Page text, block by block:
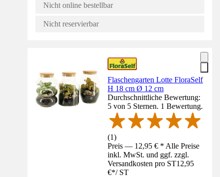
Nicht online bestellbar
Nicht reservierbar
Flaschengarten Lotte FloraSelf
H 18 cm Ø 12 cm
Durchschnittliche Bewertung:
5 von 5 Sternen. 1 Bewertung.
(1)
Preis — 12,95 € * Alle Preise
inkl. MwSt. und ggf. zzgl.
Versandkosten pro ST12,95
€*/ ST